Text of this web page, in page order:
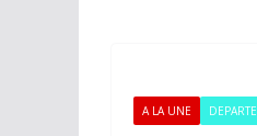
A LA UNE